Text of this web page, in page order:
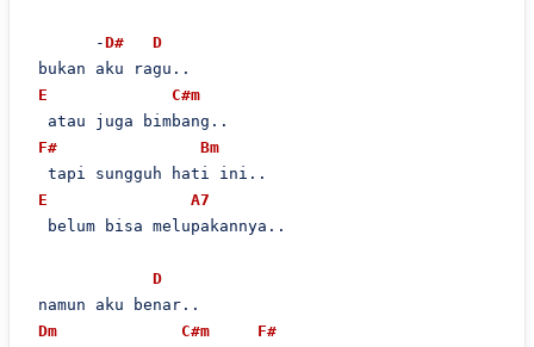
       -
D#
D
bukan aku ragu..
E
C#m
  atau juga bimbang..
F#
Bm
  tapi sungguh hati ini..
E
A7
  belum bisa melupakannya..
D
namun aku benar..
Dm
C#m
F#